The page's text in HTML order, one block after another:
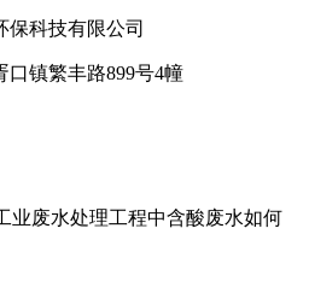
保科技有限公司
镇繁丰路899号4幢
业废水处理工程中含酸废水如何